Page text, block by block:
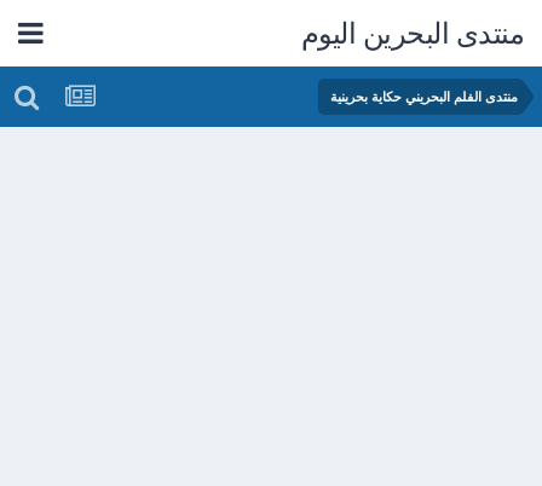
منتدى البحرين اليوم
منتدى الفلم البحريني حكاية بحرينية